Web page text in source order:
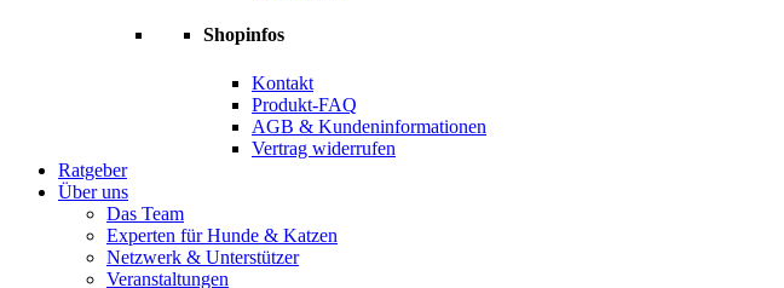
Shopinfos
Kontakt
Produkt-FAQ
AGB & Kundeninformationen
Vertrag widerrufen
Ratgeber
Über uns
Das Team
Experten für Hunde & Katzen
Netzwerk & Unterstützer
Veranstaltungen